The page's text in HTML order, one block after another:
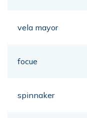
vela mayor
focue
spinnaker